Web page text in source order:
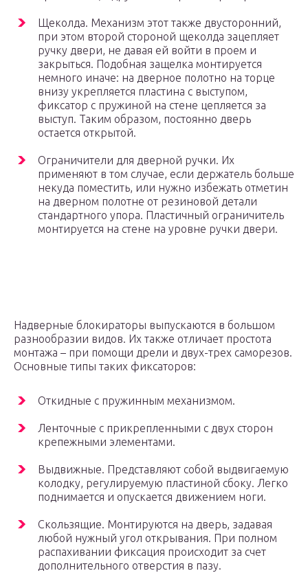
Щеколда. Механизм этот также двусторонний,
при этом второй стороной щеколда зацепляет
ручку двери, не давая ей войти в проем и
закрыться. Подобная защелка монтируется
немного иначе: на дверное полотно на торце
внизу укрепляется пластина с выступом,
фиксатор с пружиной на стене цепляется за
выступ. Таким образом, постоянно дверь
остается открытой.
Ограничители для дверной ручки. Их
применяют в том случае, если держатель больше
некуда поместить, или нужно избежать отметин
на дверном полотне от резиновой детали
стандартного упора. Пластичный ограничитель
монтируется на стене на уровне ручки двери.
Надверные блокираторы выпускаются в большом
разнообразии видов. Их также отличает простота
монтажа – при помощи дрели и двух-трех саморезов.
Основные типы таких фиксаторов:
Откидные с пружинным механизмом.
Ленточные с прикрепленными с двух сторон
крепежными элементами.
Выдвижные. Представляют собой выдвигаемую
колодку, регулируемую пластиной сбоку. Легко
поднимается и опускается движением ноги.
Скользящие. Монтируются на дверь, задавая
любой нужный угол открывания. При полном
распахивании фиксация происходит за счет
дополнительного отверстия в пазу.